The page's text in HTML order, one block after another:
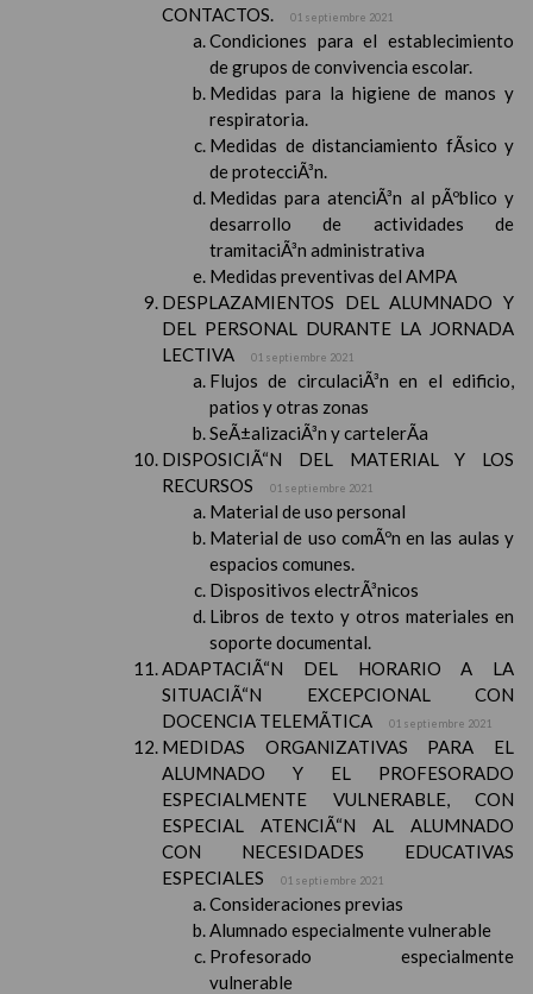
CONTACTOS.
01 septiembre 2021
Condiciones para el establecimiento
de grupos de convivencia escolar.
Medidas para la higiene de manos y
respiratoria.
Medidas de distanciamiento fÃ­sico y
de protecciÃ³n.
Medidas para atenciÃ³n al pÃºblico y
desarrollo de actividades de
tramitaciÃ³n administrativa
Medidas preventivas del AMPA
DESPLAZAMIENTOS DEL ALUMNADO Y
DEL PERSONAL DURANTE LA JORNADA
LECTIVA
01 septiembre 2021
Flujos de circulaciÃ³n en el edificio,
patios y otras zonas
SeÃ±alizaciÃ³n y cartelerÃ­a
DISPOSICIÃ“N DEL MATERIAL Y LOS
RECURSOS
01 septiembre 2021
Material de uso personal
Material de uso comÃºn en las aulas y
espacios comunes.
Dispositivos electrÃ³nicos
Libros de texto y otros materiales en
soporte documental.
ADAPTACIÃ“N DEL HORARIO A LA
SITUACIÃ“N EXCEPCIONAL CON
DOCENCIA TELEMÃTICA
01 septiembre 2021
MEDIDAS ORGANIZATIVAS PARA EL
ALUMNADO Y EL PROFESORADO
ESPECIALMENTE VULNERABLE, CON
ESPECIAL ATENCIÃ“N AL ALUMNADO
CON NECESIDADES EDUCATIVAS
ESPECIALES
01 septiembre 2021
Consideraciones previas
Alumnado especialmente vulnerable
Profesorado especialmente
vulnerable